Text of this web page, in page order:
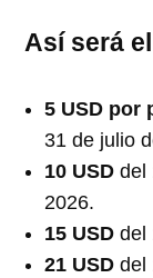
Así será
5 USD por
31 de julio
10 USD del
2026.
15 USD del
21 USD del